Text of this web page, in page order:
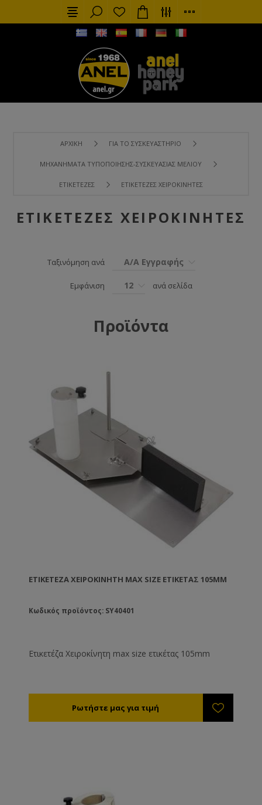
ΑΡΧΙΚΉ ΓΙΑ ΤΟ ΣΥΣΚΕΥΑΣΤΉΡΙΟ
ΜΗΧΑΝΉΜΑΤΑ ΤΥΠΟΠΟΊΗΣΗΣ-ΣΥΣΚΕΥΑΣΊΑΣ ΜΕΛΙΟΎ
ΕΤΙΚΕΤΈΖΕΣ ΕΤΙΚΕΤΈΖΕΣ ΧΕΙΡΟΚΊΝΗΤΕΣ
ΕΤΙΚΕΤΈΖΕΣ ΧΕΙΡΟΚΊΝΗΤΕΣ
Ταξινόμηση ανά Α/Α Εγγραφής
Εμφάνιση 12 ανά σελίδα
Προϊόντα
ΕΤΙΚΕΤΈΖΑ ΧΕΙΡΟΚΊΝΗΤΗ MAX SIZE ΕΤΙΚΈΤΑΣ 105MM
Κωδικός προϊόντος: SY40401
Ετικετέζα Χειροκίνητη max size ετικέτας 105mm